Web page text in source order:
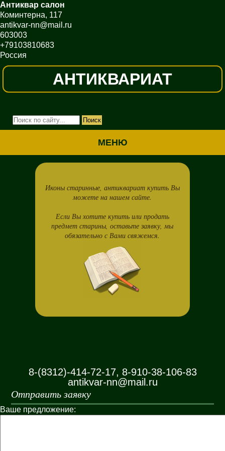
Антиквар салон
Коминтерна, 117
antikvar-nn@mail.ru
603003
+79103810683
Россия
АНТИКВАРИАТ
МЕНЮ
Иконы старинные, антиквариат купить Вы
можете на нашем сайте.
Если Вы хотите купить или продать
предмет старины, оставьте заявку, мы
обязательно с Вами свяжемся.
8-(8312)-414-72-17, 8-910-38-106-83
antikvar-nn@mail.ru
Отправить заявку
Ваше предложение: